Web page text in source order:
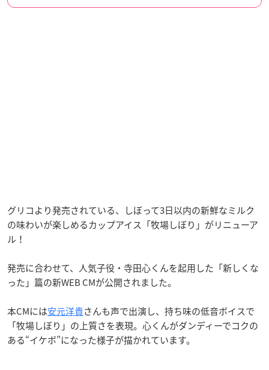
グリコより発売されている、しぼって3日以内の新鮮なミルク
の味わいが楽しめるカップアイス「牧場しぼり」がリニューア
ル！
発売に合わせて、人気子役・寺田心くんを起用した「新しくな
った」篇の新WEB CMが公開されました。
本CMには安元洋貴さんも声で出演し、持ち味の低音ボイスで
「牧場しぼり」の上質さを表現。心くんがダンディーでコクの
ある“イケボ”になった様子が描かれています。